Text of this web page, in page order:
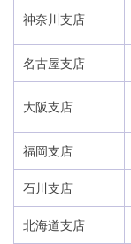
神奈川支店
名古屋支店
大阪支店
福岡支店
石川支店
北海道支店